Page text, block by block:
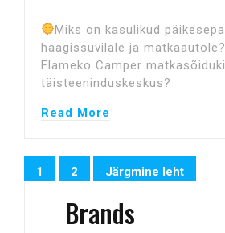
Miks on kasulikud
haagissuvilale ja matkaautole?
Flameko Camper
täisteeninduskeskus?
Read More
Posts
pagination
Leht
1 Leht
2 Järgmine leht
Brands